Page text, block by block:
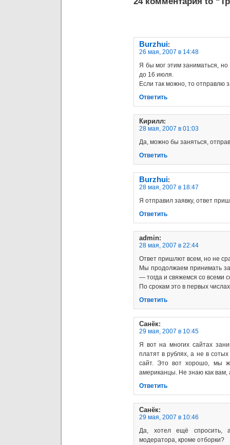
Burzhui:
26 мая, 2007 в 14:48
Я бы мог этим заниматься,
до 16 июля.
Если так можно, то отправлю
Ответить
Кирилл:
28 мая, 2007 в 01:03
Да, можно бы заняться,
Ответить
Burzhui:
28 мая, 2007 в 18:47
Я отправил заявку, ответ
Ответить
admin:
28 мая, 2007 в 22:44
Ответ пришлют всем, но не
Мы продолжаем принимать
— тогда и свяжемся со всеми
По срокам это в первых
Ответить
Санёк:
29 мая, 2007 в 10:45
Я вот на многих сайтах
платят в рублях, а не в
сайт. Это вот хорошо, мы
американцы. Не знаю как вам,
Ответить
Санёк:
29 мая, 2007 в 10:46
Да, хотел ещё спросить,
модератора, кроме отборки?